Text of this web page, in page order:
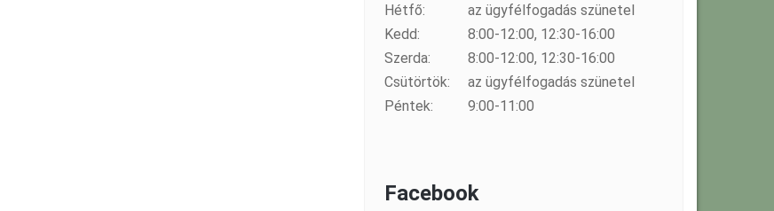
Hétfő:
az ügyfélfogadás szünetel
Kedd:
8:00-12:00, 12:30-16:00
Szerda:
8:00-12:00, 12:30-16:00
Csütörtök:
az ügyfélfogadás szünetel
Péntek:
9:00-11:00
Facebook